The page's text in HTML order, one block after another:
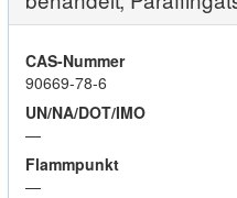
CAS-Nummer
90669-78-6
UN/NA/DOT/IMO
—
Flammpunkt
—